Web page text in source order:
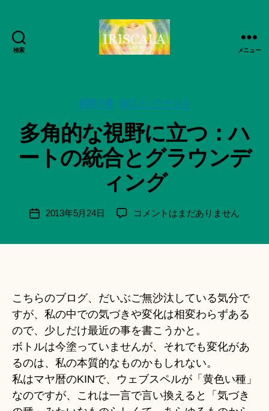
検索
日
活
動
記
録・
作
品
IRISCALA
メニュー
カ
ゴ
リ
ー
瞑想の扉 自己メンテナンス
多角的な視野に立つ：ハ
ートの統合とグラウンデ
ィング
投
成
:
船
智
月
a
u
ki
＊
投
2013年5月24日
多
に
立
つ：
ハ
ー
ト
統
合
コメントはまだありません
こちらのブログ、だいぶご無沙汰している気分で
すが、私の中での気づきや変化は相変わらずある
ので、少しだけ最近の事を書こうかと。
ボトルは今塗っていませんが、それでも変化があ
るのは、私の本質的なものかもしれない。
私はマヤ暦のKINで、ウェブスペルが「黄色い種」
なのですが、これは一言で言い換えると「気づき